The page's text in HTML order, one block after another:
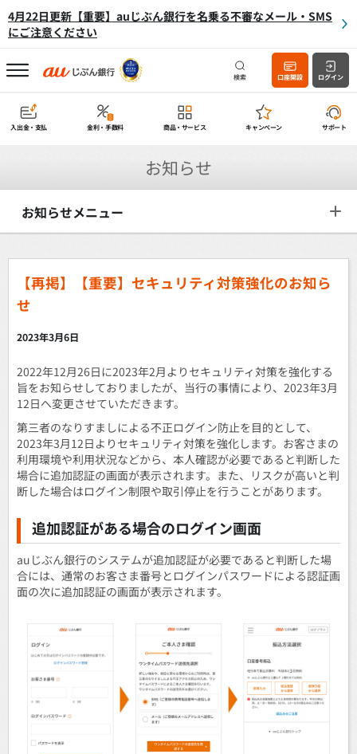
4月22日更新【重要】auじぶん銀行を名乗る不審なメール・SMS
にご注意ください
検索 口座開設 ログイン
入出金・支払 金利・手数料 商品・サービス キャンペーン サポート
お知らせ
お知らせメニュー
【再掲】【重要】セキュリティ対策強化のお知ら
せ
2023年3月6日
2022年12月26日に2023年2月よりセキュリティ対策を強化する
旨をお知らせしておりましたが、当行の事情により、2023年3月
12日へ変更させていただきます。
第三者のなりすましによる不正ログイン防止を目的として、
2023年3月12日よりセキュリティ対策を強化します。お客さまの
利用環境や利用状況などから、本人確認が必要であると判断した
場合に追加認証の画面が表示されます。また、リスクが高いと判
断した場合はログイン制限や取引停止を行うことがあります。
追加認証がある場合のログイン画面
auじぶん銀行のシステムが追加認証が必要であると判断した場
合には、通常のお客さま番号とログインパスワードによる認証画
面の次に追加認証の画面が表示されます。